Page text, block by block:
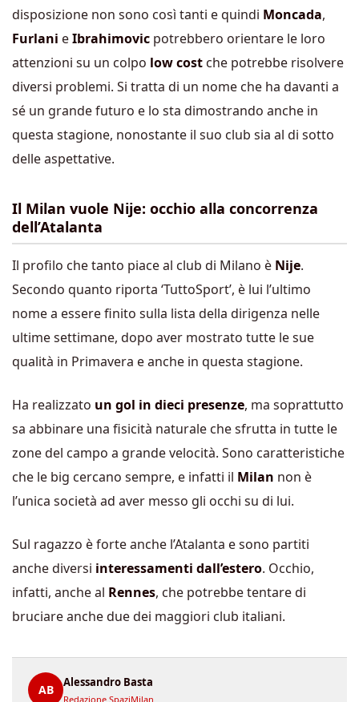
disposizione non sono così tanti e quindi Moncada,
Furlani eIbrahimovic potrebbero orientare le loro
attenzioni su un colpo low cost che potrebbe risolvere
diversi problemi. Si tratta di un nome che ha davanti a
sé un grande futuro e lo sta dimostrando anche in
questa stagione, nonostante il suo club sia al di sotto
delle aspettative.
Il Milan vuole Nije: occhio alla concorrenza
dell’Atalanta
Il profilo che tanto piace al club di Milano è Nije.
Secondo quanto riporta ‘TuttoSport’, è lui l’ultimo
nome a essere finito sulla lista della dirigenza nelle
ultime settimane, dopo aver mostrato tutte le sue
qualità in Primavera e anche in questa stagione.
Ha realizzato un gol in dieci presenze, ma soprattutto
sa abbinare una fisicità naturale che sfrutta in tutte le
zone del campo a grande velocità. Sono caratteristiche
che le big cercano sempre, e infatti il Milan non è
l’unica società ad aver messo gli occhi su di lui.
Sul ragazzo è forte anche l’Atalanta e sono partiti
anche diversi interessamenti dall’estero. Occhio,
infatti, anche al Rennes, che potrebbe tentare di
bruciare anche due dei maggiori club italiani.
AB
Alessandro Basta
Redazione SpaziMilan